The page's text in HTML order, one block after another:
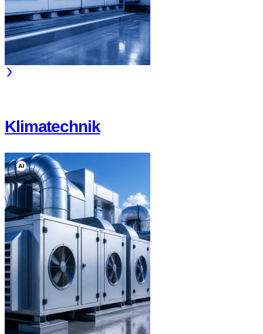
Klimatechnik